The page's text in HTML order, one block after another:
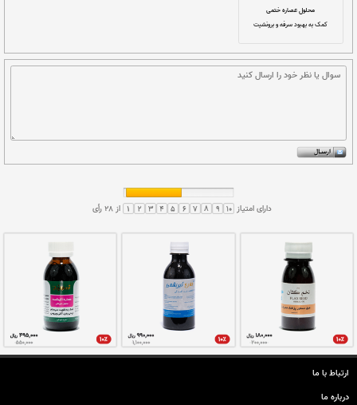
شربت آلرگارد
شربت اوشن
ارتباط با ما
درباره ما